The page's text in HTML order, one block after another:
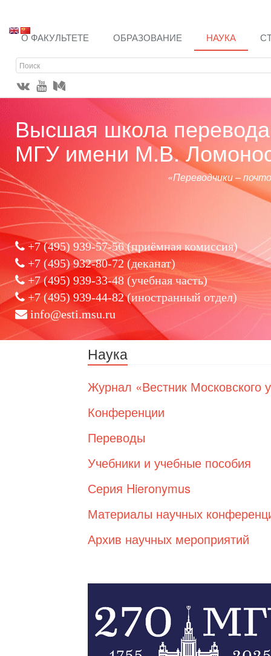
О ФАКУЛЬТЕТЕ ОБРАЗОВАНИЕ НАУКА
Высшая школа
МГУ имени М.В.
«Переводчики –
+7 (495) 939-57-56(приёмная комиссия)
+7 (495) 932-80-72 (деканат)
+7 (495) 939-33-48 (учебная часть)
+7 (495) 939-44-82 (иностранный отдел)
info@esti.msu.ru
Наука
Журнал «Вестник Московского
Конференции
Переводы
Учебники и учебные пособия
Серия Hieronymus
Материалы научных
Архив научных мероприятий